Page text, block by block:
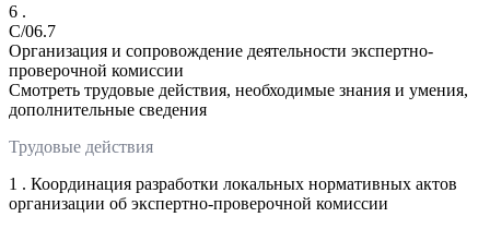
6 .
C/06.7
Организация и сопровождение деятельности экспертно-
проверочной комиссии
Смотреть трудовые действия, необходимые знания и умения,
дополнительные сведения
Трудовые действия
1 . Координация разработки локальных нормативных актов
организации об экспертно-проверочной комиссии